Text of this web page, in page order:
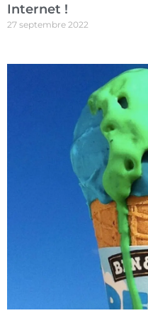
Internet !
27 septembre 2022